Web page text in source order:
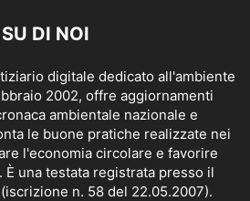
SU DI NOI
digitale dedicato all'ambiente
2002, offre aggiornamenti
ambientale nazionale e
le buone pratiche realizzate nei
l'economia circolare e favorire
una testata registrata presso il
n. 58 del 22.05.2007).